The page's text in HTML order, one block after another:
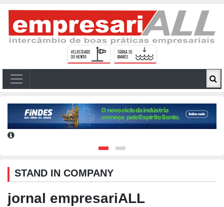
STAND IN COMPANY
jornal empresariALL